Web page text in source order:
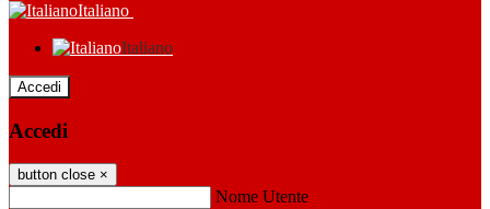
Italiano
Italiano
Accedi
Accedi
button close ×
Nome Utente